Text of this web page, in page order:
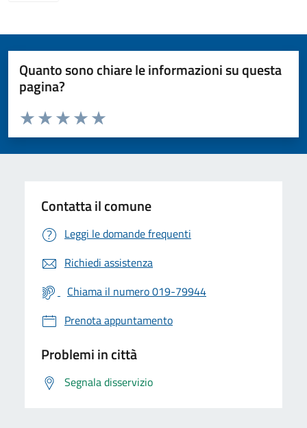
Quanto sono chiare le informazioni su questa
pagina?
Valuta da 1 a 5 stelle la pagina
Valuta 5 stelle su 5
Valuta 4 stelle su 5
Valuta 3 stelle su 5
Valuta 2 stelle su 5
Valuta 1 stelle su 5
Contatta il comune
Leggi le domande frequenti
Richiedi assistenza
Chiama il numero 019-79944
Prenota appuntamento
Problemi in città
Segnala disservizio